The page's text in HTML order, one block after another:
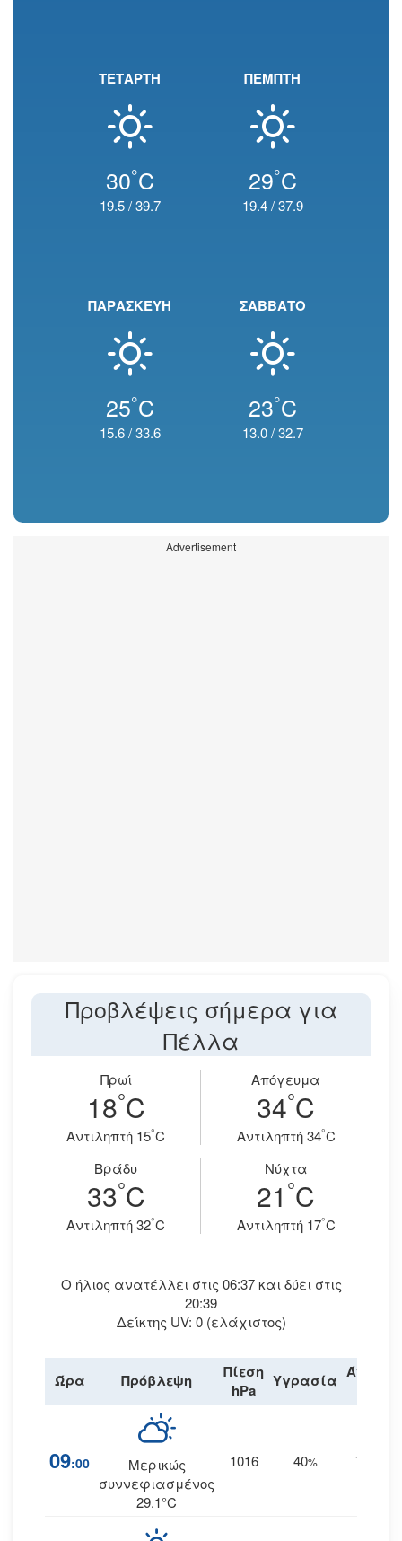
ΤΕΤΑΡΤΗ
30°C
19.5/39.7
ΠΕΜΠΤΗ
29°C
19.4/37.9
ΠΑΡΑΣΚΕΥΗ
25°C
15.6/33.6
ΣΑΒΒΑΤΟ
23°C
13.0/32.7
Advertisement
Προβλέψεις σήμερα για
Πέλλα
Πρωί
18°C
Aντιληπτή 15°C
Απόγευμα
34°C
Aντιληπτή 34°C
Βράδυ
33°C
Aντιληπτή 32°C
Νύχτα
21 °C
Aντιληπτή 17°C
Ο ήλιος ανατέλλει στις 06:37 και δύει στις
20:39
Δείκτης UV: 0 (ελάχιστος)
Ώρα Πρόβλεψη
Πίεση
hPa
Υγρασία Άνεμος
09:00
Μερικώς
συννεφιασμένος
29.1°C
1016 40% 7